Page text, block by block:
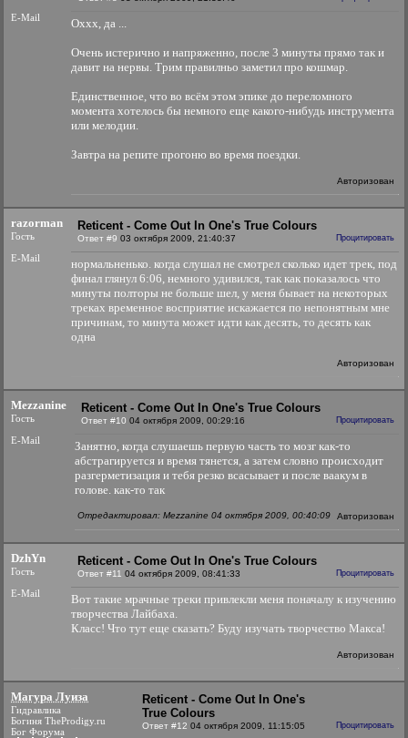
E-Mail
Оххх, да ...
Очень истерично и напряженно, после 3 минуты прямо так и
давит на нервы. Трим правилньо заметил про кошмар.
Единственное, что во всём этом эпике до переломного
момента хотелось бы немного еще какого-нибудь инструмента
или мелодии.
Завтра на репите прогоню во время поездки.
Авторизован
razorman
Гость
E-Mail
Reticent - Come Out In One's True Colours
Ответ #9 03 октября 2009, 21:40:37 Процитировать
нормальненько. когда слушал не смотрел сколько идет трек, под
финал глянул 6:06, немного удивился, так как показалось что
минуты полторы не больше шел, у меня бывает на некоторых
треках временное восприятие искажается по непонятным мне
причинам, то минута может идти как десять, то десять как
одна
Авторизован
Mezzanine
Гость
E-Mail
Reticent - Come Out In One's True Colours
Ответ #10 04 октября 2009, 00:29:16 Процитировать
Занятно, когда слушаешь первую часть то мозг как-то
абстрагируется и время тянется, а затем словно происходит
разгерметизация и тебя резко всасывает и после ваакум в
голове. как-то так
Отредактировал: Mezzanine 04 октября 2009, 00:40:09 Авторизован
DzhYn
Гость
E-Mail
Reticent - Come Out In One's True Colours
Ответ #11 04 октября 2009, 08:41:33 Процитировать
Вот такие мрачные треки привлекли меня поначалу к изучению
творчества Лайбаха.
Класс! Что тут еще сказать? Буду изучать творчество Макса!
Авторизован
Магура Луиза
Гидравлика
Богиня TheProdigy.ru
Бог Форума
Reticent - Come Out In One's
True Colours
Ответ #12 04 октября 2009, 11:15:05 Процитировать